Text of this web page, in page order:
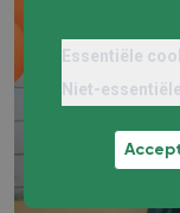
Essentiële
Niet-